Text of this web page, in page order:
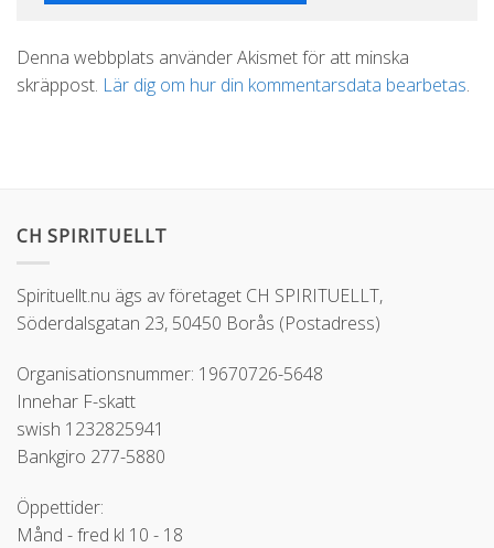
Denna webbplats använder Akismet för att minska
skräppost. Lär dig om hur din kommentarsdata bearbetas.
CH SPIRITUELLT
Spirituellt.nu ägs av företaget CH SPIRITUELLT,
Söderdalsgatan 23, 50450 Borås (Postadress)
Organisationsnummer: 19670726-5648
Innehar F-skatt
swish 1232825941
Bankgiro 277-5880
Öppettider:
Månd - fred kl 10 - 18